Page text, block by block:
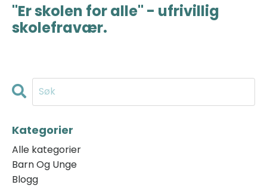
"Er skolen for alle" - ufrivillig
skolefravær.
Kategorier
Alle kategorier
Barn Og Unge
Blogg